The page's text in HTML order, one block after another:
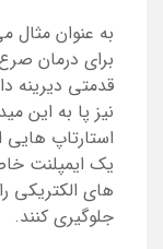
به عنوان مثال
برای درمان
قدمتی دیرینه
نیز پا به این
استارتاپ
یک ایمپلنت
های الکتریکی
جلوگیری کنند.